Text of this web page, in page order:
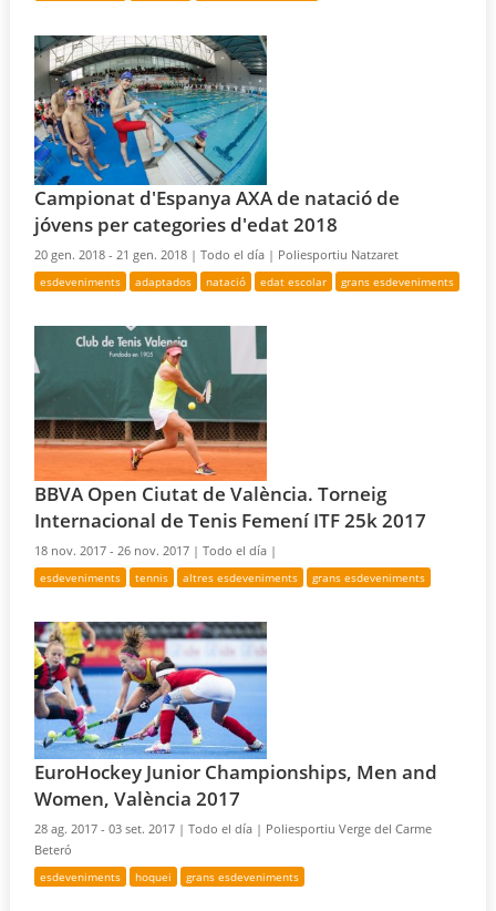
Campionat d'Espanya AXA de natació de
jóvens per categories d'edat 2018
20 gen. 2018 - 21 gen. 2018 |Todo el día | Poliesportiu Natzaret
esdeveniments adaptados natació edat escolar grans esdeveniments
BBVA Open Ciutat de València. Torneig
Internacional de Tenis Femení ITF 25k 2017
18 nov. 2017 - 26 nov. 2017 |Todo el día |
esdeveniments tennis altres esdeveniments grans esdeveniments
EuroHockey Junior Championships, Men and
Women, València 2017
28 ag. 2017 - 03 set. 2017 |Todo el día | Poliesportiu Verge del Carme
Beteró
esdeveniments hoquei grans esdeveniments